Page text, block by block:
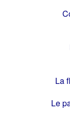
La
Le